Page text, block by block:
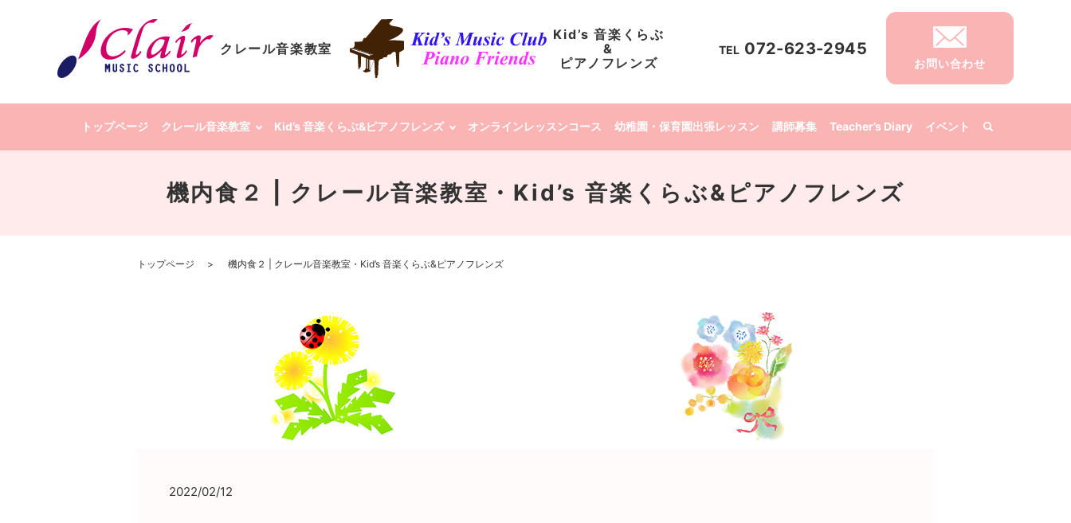
クレール音楽教室
Kid’s 音楽くらぶ
&
ピアノフレンズ
トップページ クレール音楽教室 Kid’s 音楽くらぶ&ピアノフレンズ オンラインレッスンコース 幼稚園・保育園出張レッスン 講師募集 Teacher’s Diary イベント
TEL 072-623-2945
お問い合わせ
機内食２ | クレール音楽教室・Kid’s 音楽くらぶ&ピアノフレンズ
トップページ 機内食２ | クレール音楽教室・Kid’s 音楽くらぶ&ピアノフレンズ
2022/02/12